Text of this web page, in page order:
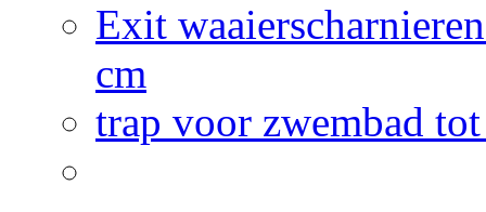
Exit
cm
trap voor zwembad